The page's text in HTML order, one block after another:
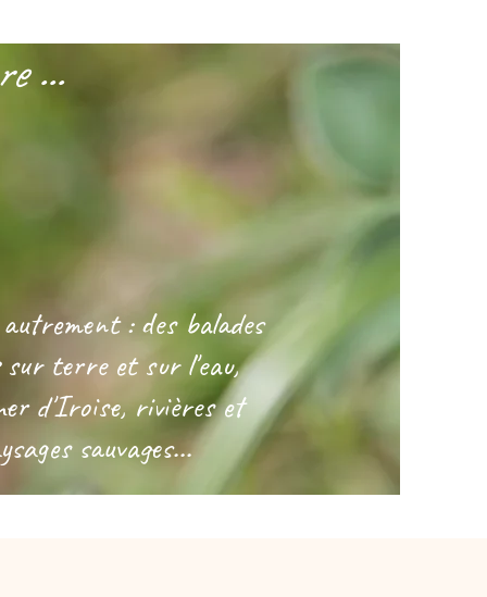
...
: des balades
sur terre et sur l'eau,
d'Iroise, rivières et
sauvages...